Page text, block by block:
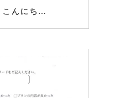
こんにち…